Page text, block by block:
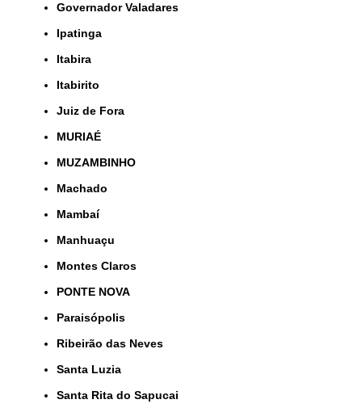
Governador Valadares
Ipatinga
Itabira
Itabirito
Juiz de Fora
MURIAÉ
MUZAMBINHO
Machado
Mambaí
Manhuaçu
Montes Claros
PONTE NOVA
Paraisópolis
Ribeirão das Neves
Santa Luzia
Santa Rita do Sapucai